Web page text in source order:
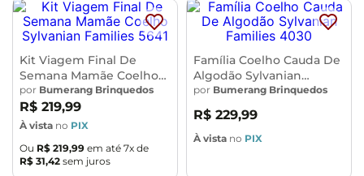
Kit Viagem Final De
Semana Mamãe Coelho
Sylvanian Families 5641
por Bumerang Brinquedos
R$ 219,99
À vista no PIX
Ou R$ 219,99 em até 7x de
R$ 31,42 sem juros
Família Coelho Cauda De
Algodão Sylvanian
Families 4030
por Bumerang Brinquedos
R$ 229,99
À vista no PIX